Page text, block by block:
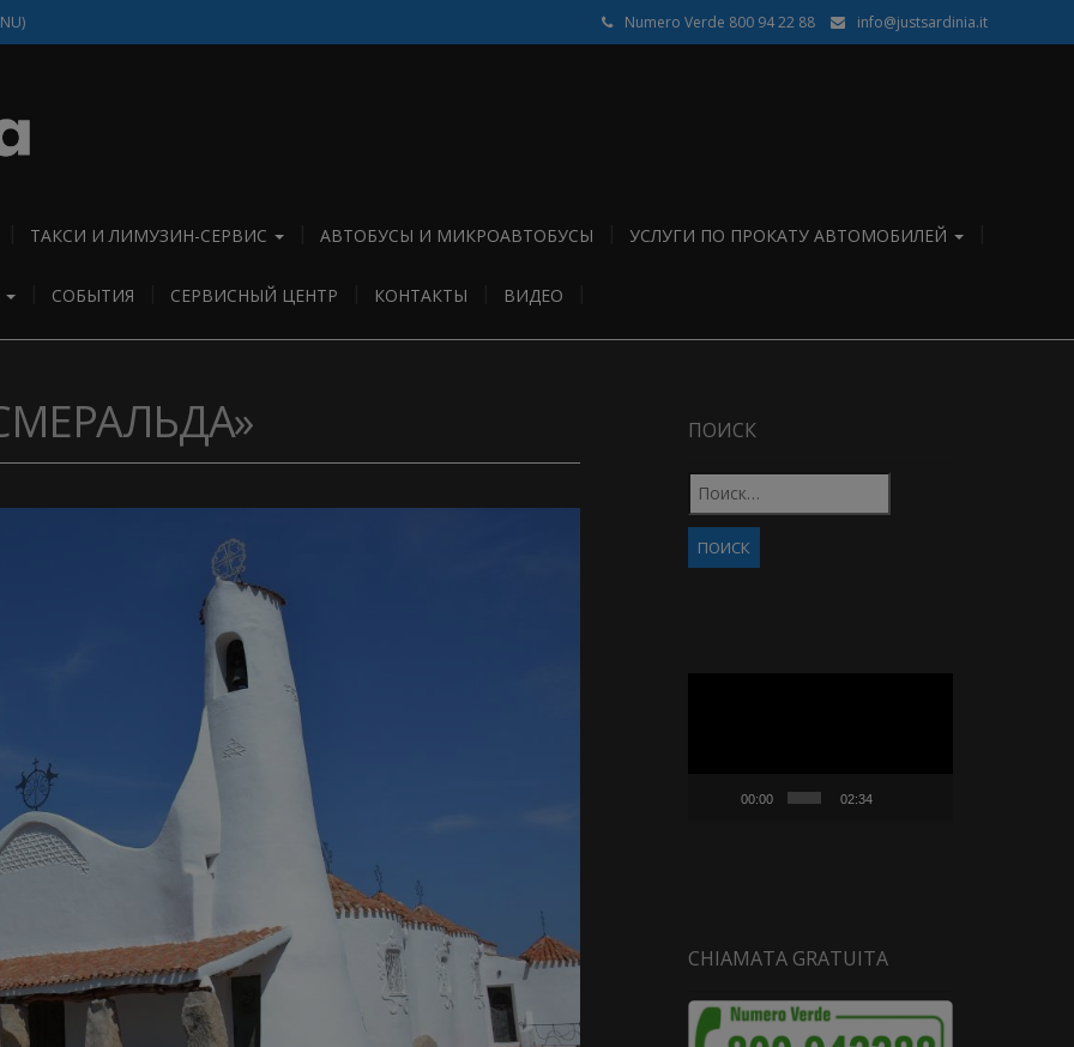
Numero Verde 800 94 22 88 info@justsardinia.it
ТАКСИ И ЛИМУЗИН-СЕРВИС АВТОБУСЫ И МИКРОАВТОБУСЫ УСЛУГИ ПО ПРОКАТУ АВТОМОБИЛЕЙ
СОБЫТИЯ СЕРВИСНЫЙ ЦЕНТР КОНТАКТЫ ВИДЕО
ПОИСК
Найти:
00:00 02:34
CHIAMATA GRATUITA